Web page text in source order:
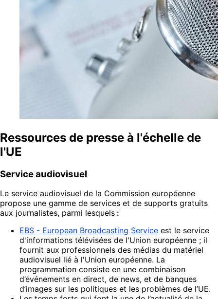
Ressources de presse à l'échelle de
l'UE
Service audiovisuel
Le service audiovisuel de la Commission européenne
propose une gamme de services et de supports gratuits
aux journalistes, parmi lesquels :
EBS - European Broadcasting Service est le service
d'informations télévisées de l'Union européenne ; il
fournit aux professionnels des médias du matériel
audiovisuel lié à l'Union européenne. La
programmation consiste en une combinaison
d’événements en direct, de news, et de banques
d’images sur les politiques et les problèmes de l’UE.